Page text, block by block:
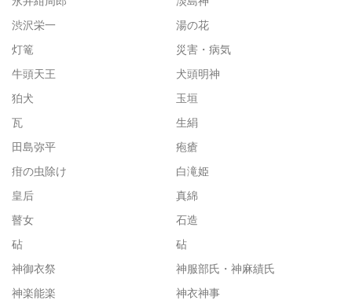
渋沢栄一
湯の花
灯篭
災害・病気
牛頭天王
犬頭明神
狛犬
玉垣
瓦
生絹
田島弥平
疱瘡
疳の虫除け
白滝姫
皇后
真綿
瞽女
石造
砧
砧
神御衣祭
神服部氏・神麻績氏
神楽能楽
神衣神事